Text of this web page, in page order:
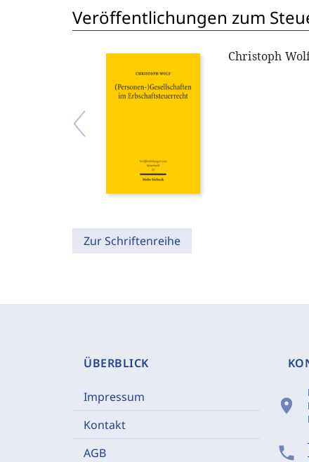
Veröffentlichungen zum
Christoph
Zur Schriftenreihe
ÜBERBLICK
Impressum
Kontakt
AGB
location_on
phone